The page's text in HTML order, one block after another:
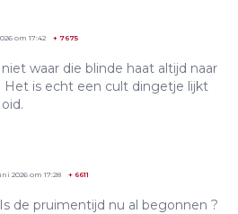
om 17:42 + 7675
waar die blinde haat altijd naar
Het is echt een cult dingetje lijkt
2026 om 17:28 + 6611
de pruimentijd nu al begonnen ?